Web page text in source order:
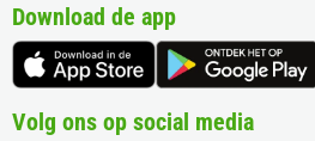
Download de app
Volg ons op social media